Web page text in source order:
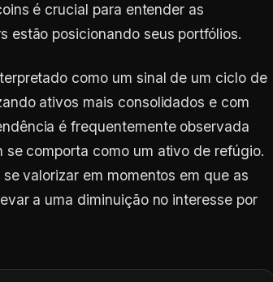
é crucial para entender as
estão posicionando seus portfólios.
como um sinal de um ciclo de
ativos mais consolidados e com
é frequentemente observada
comporta como um ativo de refúgio.
valorizar em momentos em que as
a uma diminuição no interesse por